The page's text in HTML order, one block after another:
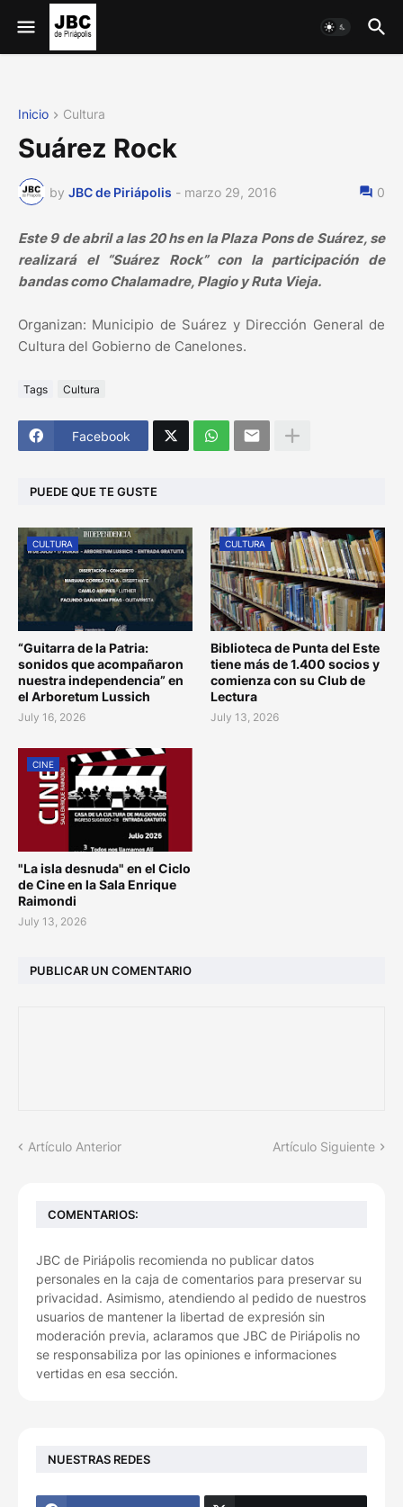
Inicio Cultura
Suárez Rock
by JBC de Piriápolis - marzo 29, 2016 0
Este 9 de abril a las 20 hs en la Plaza Pons de Suárez, se
realizará el “Suárez Rock” con la participación de
bandas como Chalamadre, Plagio y Ruta Vieja.
Organizan: Municipio de Suárez y Dirección General de
Cultura del Gobierno de Canelones.
Tags Cultura
Facebook
PUEDE QUE TE GUSTE
CULTURA
“Guitarra de la Patria:
sonidos que acompañaron
nuestra independencia” en
el Arboretum Lussich
July 16, 2026
CULTURA
Biblioteca de Punta del Este
tiene más de 1.400 socios y
comienza con su Club de
Lectura
July 13, 2026
CINE
"La isla desnuda" en el Ciclo
de Cine en la Sala Enrique
Raimondi
July 13, 2026
PUBLICAR UN COMENTARIO
Artículo Anterior Artículo Siguiente
COMENTARIOS:
JBC de Piriápolis recomienda no publicar datos
personales en la caja de comentarios para preservar su
privacidad. Asimismo, atendiendo al pedido de nuestros
usuarios de mantener la libertad de expresión sin
moderación previa, aclaramos que JBC de Piriápolis no
se responsabiliza por las opiniones e informaciones
vertidas en esa sección.
NUESTRAS REDES